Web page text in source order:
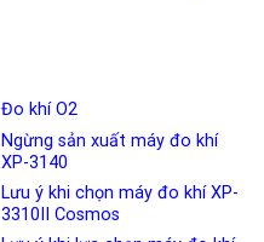
Đo khí O2
Ngừng sản xuất máy đo khí
XP-3140
Lưu ý khi chọn máy đo khí XP-
3310II Cosmos